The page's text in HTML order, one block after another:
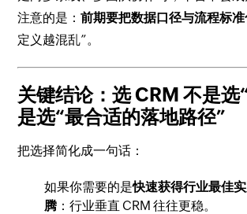
注意的是：前期要把数据口径与流程标
定义越混乱”。
关键结论：选 CRM 不是选
是选“最合适的落地路径”
把选择简化成一句话：
如果你需要的是快速获得行业最佳
腾 ：行业垂直 CRM 往往更稳。